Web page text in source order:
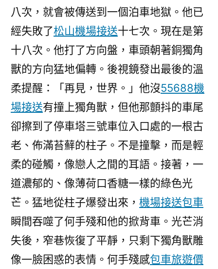
八次，就會被傳送到一個泊車地獄。他已
經失敗了松山機場接送十七次。現在是第
十八次。他打了方向盤，車頭朝著銅獨角
獸的方向猛地偏轉。後視鏡發出最後的溫
柔提醒：「再見，世界。」他沒55688機
場接送有撞上獨角獸，但他那顫抖的車尾
卻擦到了停車塔三號車位入口處的一根古
老、佈滿苔蘚的柱子。不是撞擊，而是輕
柔的碰觸，像戀人之間的耳語。接著，一
道濃郁的、像薄荷口香糖一樣的綠色光
芒。猛地從柱子爆發出來， 機場接送包車
瞬間吞噬了何手殘和他的掀背車。光芒消
失後，窄巷恢復了平靜，只剩下獨角獸雕
像一臉困惑的表情。何手殘感包車旅遊價